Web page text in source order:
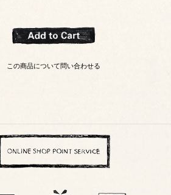
この商品について問い合わせる